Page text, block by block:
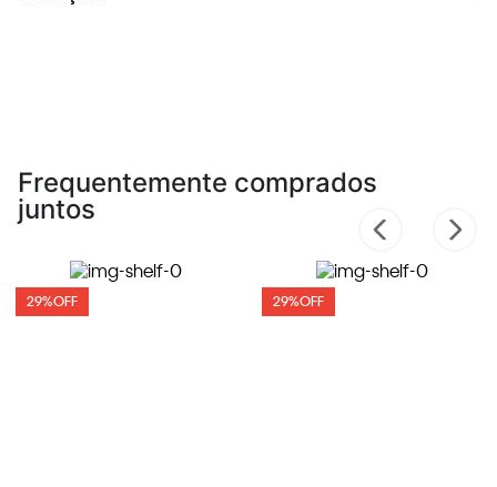
Frequentemente comprados
juntos
29%OFF 29%OFF